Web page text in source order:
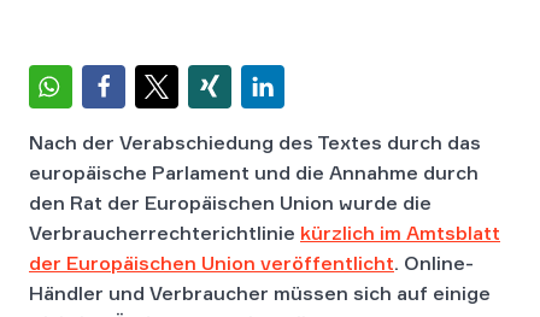
Nach der Verabschiedung des Textes durch das
europäische Parlament und die Annahme durch
den Rat der Europäischen Union wurde die
Verbraucherrechterichtlinie kürzlich im Amtsblatt
der Europäischen Union veröffentlicht. Online-
Händler und Verbraucher müssen sich auf einige